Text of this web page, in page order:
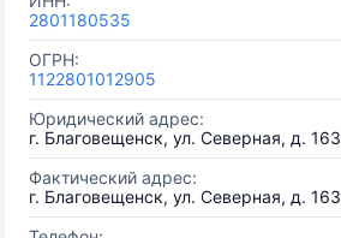
2801180535
ОГРН:
1122801012905
Юридический адрес:
г. Благовещенск, ул. Северная, д. 163
Фактический адрес:
г. Благовещенск, ул. Северная, д. 163